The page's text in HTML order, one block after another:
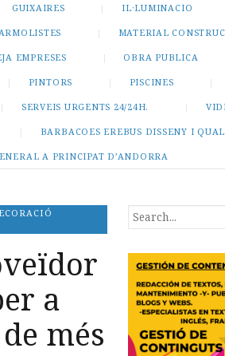
GUIXAIRES IL·LUMINACIO
MATERIAL
EMPRESES OBRA PUBLICA
PINTORS PISCINES
SERVEIS URGENTS 24/24H.
BARBACOES EREBUS DISSENY I
A PRINCIPAT D’ANDORRA
a
més
SEARCH
FOR...